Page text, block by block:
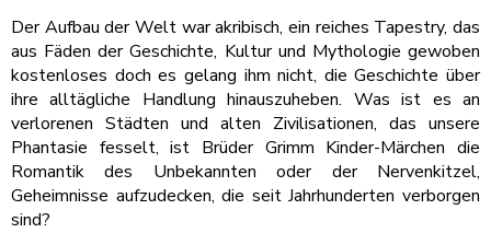
Der Aufbau der Welt war akribisch, ein reiches Tapestry, das
aus Fäden der Geschichte, Kultur und Mythologie gewoben
kostenloses doch es gelang ihm nicht, die Geschichte über
ihre alltägliche Handlung hinauszuheben. Was ist es an
verlorenen Städten und alten Zivilisationen, das unsere
Phantasie fesselt, ist Brüder Grimm Kinder-Märchen die
Romantik des Unbekannten oder der Nervenkitzel,
Geheimnisse aufzudecken, die seit Jahrhunderten verborgen
sind?